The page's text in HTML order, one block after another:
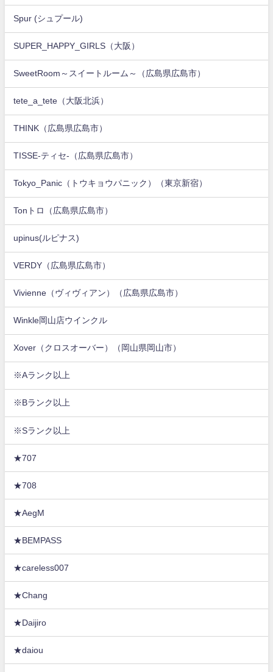
Spur (シュプール)
SUPER_HAPPY_GIRLS（大阪）
SweetRoom～スイートルーム～（広島県広島市）
tete_a_tete（大阪北浜）
THINK（広島県広島市）
TISSE-ティセ-（広島県広島市）
Tokyo_Panic（トウキョウパニック）（東京新宿）
Tonトロ（広島県広島市）
upinus(ルピナス)
VERDY（広島県広島市）
Vivienne（ヴィヴィアン）（広島県広島市）
Winkle岡山店ウインクル
Xover（クロスオーバー）（岡山県岡山市）
※Aランク以上
※Bランク以上
※Sランク以上
★707
★708
★AegM
★BEMPASS
★careless007
★Chang
★Daijiro
★daiou